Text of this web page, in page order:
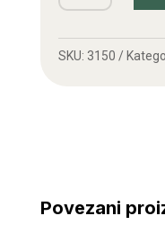
SKU: 3150
Povezani